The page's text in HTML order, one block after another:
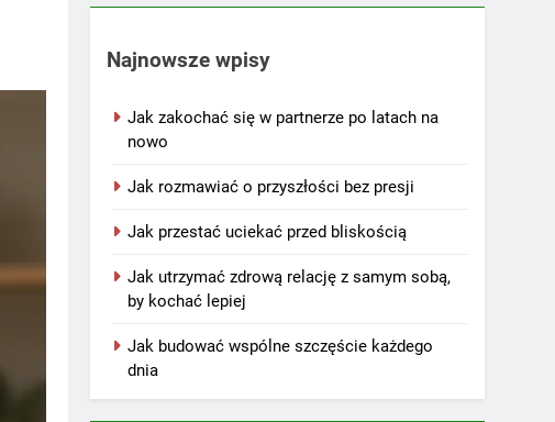
Najnowsze wpisy
Jak zakochać się w partnerze po latach na
nowo
Jak rozmawiać o przyszłości bez presji
Jak przestać uciekać przed bliskością
Jak utrzymać zdrową relację z samym sobą,
by kochać lepiej
Jak budować wspólne szczęście każdego
dnia